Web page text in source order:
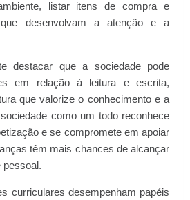
listar itens de compra e
desenvolvam a atenção e a
destacar que a sociedade pode
em relação à leitura e escrita,
que valorize o conhecimento e a
como um todo reconhece
e se compromete em apoiar
têm mais chances de alcançar
pessoal.
curriculares desempenham papéis